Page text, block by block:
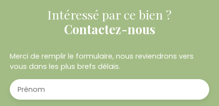
Intéressé par ce bien ?
Contactez-nous
Merci de remplir le formulaire, nous reviendrons vers
vous dans les plus brefs délais.
Prénom